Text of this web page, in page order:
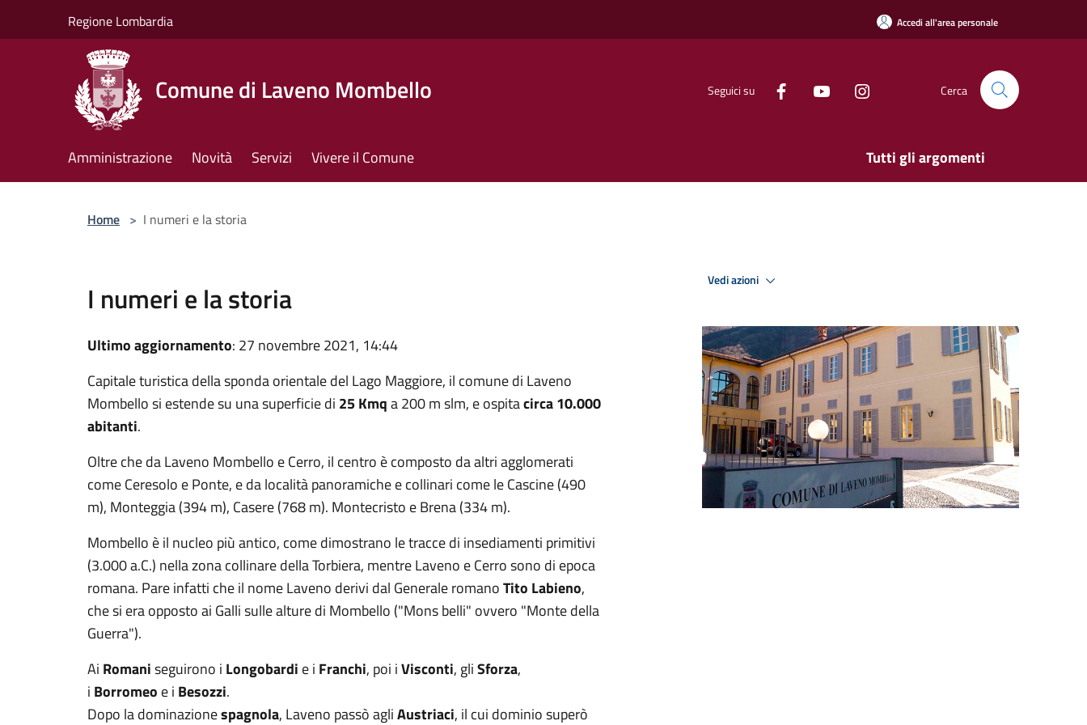
Regione Lombardia Accedi all'area personale
Comune di Laveno Mombello Seguici su Cerca
Amministrazione Novità Servizi Vivere il Comune Tutti gli argomenti
Home > I numeri e la storia
I numeri e la storia
Ultimo aggiornamento: 27 novembre 2021, 14:44
Capitale turistica della sponda orientale del Lago Maggiore, il comune di Laveno
Mombello si estende su una superficie di 25 Kmqa 200 m slm, e ospitacirca 10.000
abitanti.
Oltre che da Laveno Mombello e Cerro, il centro è composto da altri agglomerati
come Ceresolo e Ponte, e da località panoramiche e collinari come le Cascine (490
m), Monteggia (394 m), Casere (768 m). Montecristo e Brena (334 m).
Mombello è il nucleo più antico, come dimostrano le tracce di insediamenti primitivi
(3.000 a.C.) nella zona collinare della Torbiera, mentre Laveno e Cerro sono di epoca
romana. Pare infatti che il nome Laveno derivi dal Generale romanoTito Labieno,
che si era opposto ai Galli sulle alture di Mombello ("Mons belli" ovvero "Monte della
Guerra").
Ai Romaniseguirono i Longobardi e i Franchi, poi iVisconti, gliSforza,
i Borromeo e i Besozzi.
Dopo la dominazionespagnola, Laveno passò agliAustriaci, il cui dominio superò
Vedi azioni